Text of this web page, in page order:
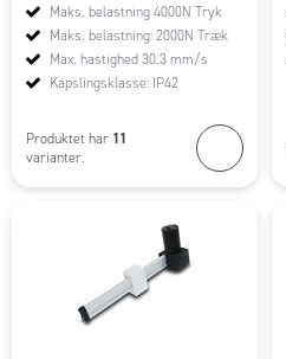
Maks. belastning 4000N Tryk
Maks. belastning: 2000N Træk
Max. hastighed 30.3 mm/s
Kapslingsklasse: IP42
Produktet har 11
varianter.